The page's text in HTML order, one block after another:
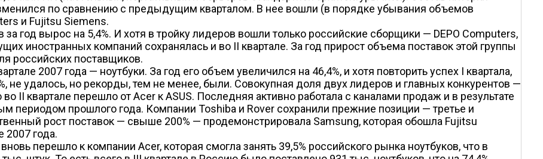
по сравнению с предыдущим кварталом. В нее вошли (в порядке убывания объемов
и Fujitsu Siemens.
год вырос на 5,4%. И хотя в тройку лидеров вошли только российские сборщики — DEPO Computers,
иностранных компаний сохранялась и во II квартале. За год прирост объема поставок этой группы
российских поставщиков.
2007 года — ноутбуки. За год его объем увеличился на 46,4%, и хотя повторить успех I квартала,
не удалось, но рекорды, тем не менее, были. Совокупная доля двух лидеров и главных конкурентов —
II квартале перешло от Acer к ASUS. Последняя активно работала с каналами продаж и в результате
периодом прошлого года. Компании Toshiba и Rover сохранили прежние позиции — третье и
рост поставок — свыше 200% — продемонстрировала Samsung, которая обошла Fujitsu
2007 года.
перешло к компании Acer, которая смогла занять 39,5% российского рынка ноутбуков, что в